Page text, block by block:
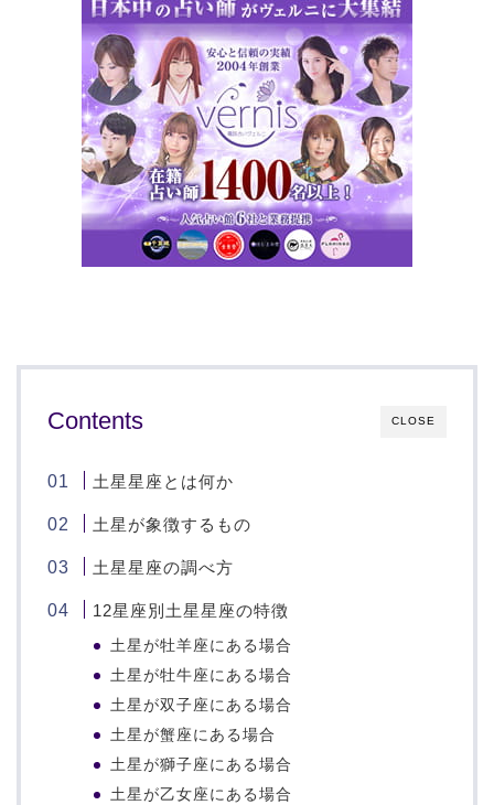
CLOSE
Contents
土星星座とは何か
土星が象徴するもの
土星星座の調べ方
12星座別土星星座の特徴
土星が牡羊座にある場合
土星が牡牛座にある場合
土星が双子座にある場合
土星が蟹座にある場合
土星が獅子座にある場合
土星が乙女座にある場合